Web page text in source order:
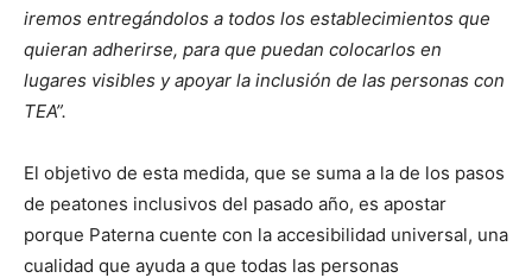
iremos entregándolos a todos los establecimientos que
quieran adherirse, para que puedan colocarlos en
lugares visibles y apoyar la inclusión de las personas con
TEA”.
El objetivo de esta medida, que se suma a la de los pasos
de peatones inclusivos del pasado año, es apostar
porque Paterna cuente con la accesibilidad universal, una
cualidad que ayuda a que todas las personas